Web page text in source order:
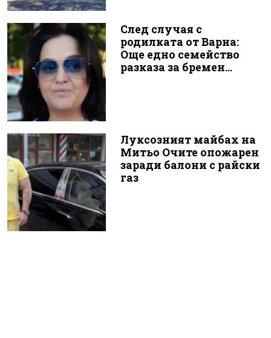
След случая с
родилката от Варна:
Още едно семейство
разказа за бремен...
Луксозният майбах на
Митьо Очите опожарен
заради балони с райски
газ